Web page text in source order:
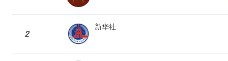
2
新华社